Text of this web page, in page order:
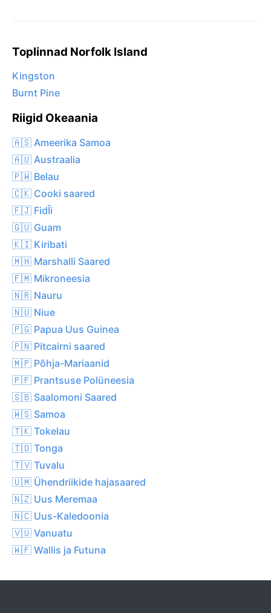
Toplinnad Norfolk Island
Kingston
Burnt Pine
Riigid Okeaania
🇦🇸 Ameerika Samoa
🇦🇺 Austraalia
🇵🇼 Belau
🇨🇰 Cooki saared
🇫🇯 FidĪi
🇬🇺 Guam
🇰🇮 Kiribati
🇲🇭 Marshalli Saared
🇫🇲 Mikroneesia
🇳🇷 Nauru
🇳🇺 Niue
🇵🇬 Papua Uus Guinea
🇵🇳 Pitcairni saared
🇲🇵 Põhja-Mariaanid
🇵🇫 Prantsuse Polüneesia
🇸🇧 Saalomoni Saared
🇼🇸 Samoa
🇹🇰 Tokelau
🇹🇴 Tonga
🇹🇻 Tuvalu
🇺🇲 Ühendriikide hajasaared
🇳🇿 Uus Meremaa
🇳🇨 Uus-Kaledoonia
🇻🇺 Vanuatu
🇼🇫 Wallis ja Futuna